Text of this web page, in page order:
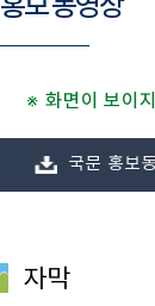
※ 화면이 보이
국문 홍보
자막